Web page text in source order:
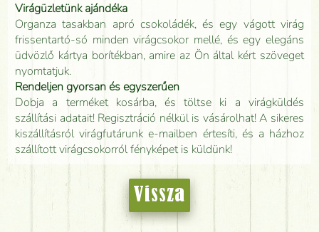
Virágüzletünk ajándéka
Organza tasakban apró csokoládék, és egy vágott virág
frissentartó-só minden virágcsokor mellé, és egy elegáns
üdvözlő kártya borítékban, amire az Ön által kért szöveget
nyomtatjuk.
Rendeljen gyorsan és egyszerűen
Dobja a terméket kosárba, és töltse ki a virágküldés
szállítási adatait! Regisztráció nélkül is vásárolhat! A sikeres
kiszállításról virágfutárunk e-mailben értesíti, és a házhoz
szállított virágcsokorról fényképet is küldünk!
Vissza